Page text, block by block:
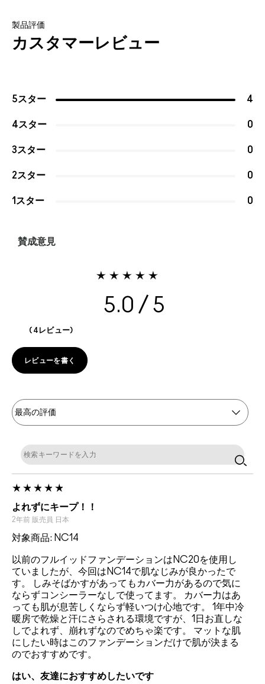
製品評価
カスタマーレビュー
5スター 4
4スター 0
3スター 0
2スター 0
1スター 0
賛成意見
5.0
4レビュー
レビューを書く
よれずにキープ！！
2年前 販売員 日本
対象商品: NC14
以前のフルイッドファンデーションはNC20を使用し
ていましたが、今回はNC14で肌なじみが良かったで
す。 しみそばかすがあってもカバー力があるので気に
ならずコンシーラーなしで使ってます。 カバー力はあ
っても肌が息苦しくならず軽いつけ心地です。 1年中冷
暖房で乾燥と汗にさらされる環境ですが、1日お直しな
しでよれず、崩れずなのでめちゃ楽です。 マットな肌
にしたい時はこのファンデーションだけで肌が決まる
のでおすすめです。
はい、友達におすすめしたいです